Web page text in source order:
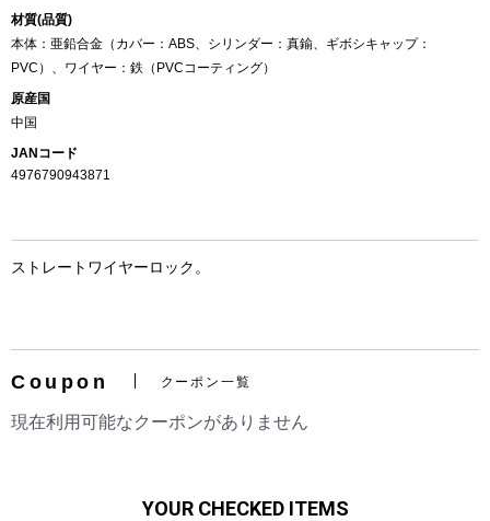
材質(品質)
本体：亜鉛合金（カバー：ABS、シリンダー：真鍮、ギボシキャップ：
PVC）、ワイヤー：鉄（PVCコーティング）
原産国
中国
JANコード
4976790943871
ストレートワイヤーロック。
Coupon クーポン一覧
現在利用可能なクーポンがありません
YOUR CHECKED ITEMS